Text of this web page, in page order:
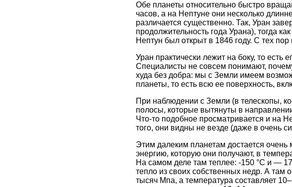
Обе планеты относительно быстро
часов, а на Нептуне они несколько
различается существенно. Так, Уран
продолжительность года Урана), тогда
Нептун был открыт в 1846 году. С тех
Уран практически лежит на боку, то есть
Специалисты не совсем понимают,
худа без добра: мы с Земли имеем
планеты, то есть всю ее поверхность,
При наблюдении с Земли (в телескопы,
полосы, которые вытянуты в
Что-то подобное просматривается и на
того, они видны не везде (даже в очень
Этим далеким планетам достается очень
энергию, которую они получают, в
На самом деле там теплее: -150 °C и —
тепло из своих собственных недр. А там
тысяч Мпа, а температура составляет